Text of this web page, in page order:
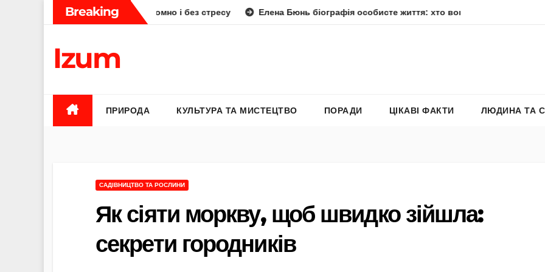
Breaking
планувати смачно, економно і без стресу Елена Бюнь біографія особисте життя: хто вона насправді Елена
Izum
ПРИРОДА КУЛЬТУРА ТА МИСТЕЦТВО ПОРАДИ ЦІКАВІ ФАКТИ ЛЮДИНА ТА
САДІВНИЦТВО ТА РОСЛИНИ
Як сіяти моркву, щоб швидко зійшла:
секрети городників